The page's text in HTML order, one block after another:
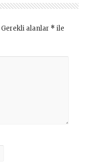
Gerekli alanlar * ile